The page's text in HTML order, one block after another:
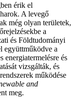
érik el
A levegő
még olyan területek,
a
és Földtudományi
együttműködve a
energiatermelésre és
vizsgálták, és
működése
and
meg.